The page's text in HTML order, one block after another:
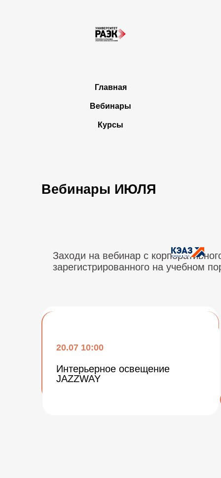
Главная
Вебинары
Курсы
Комплексное решение
управления двигателем
Заходи на вебинар с
зарегистрированного на учебном
Вебинары ИЮЛЯ
Новинки ассортимента
архитектурного освещения
Обзор новинок Arlight.
Создаем стильный
интерьер
17.07 10:00
Интерьерное освещение
JAZZWAY
20.07 10:00